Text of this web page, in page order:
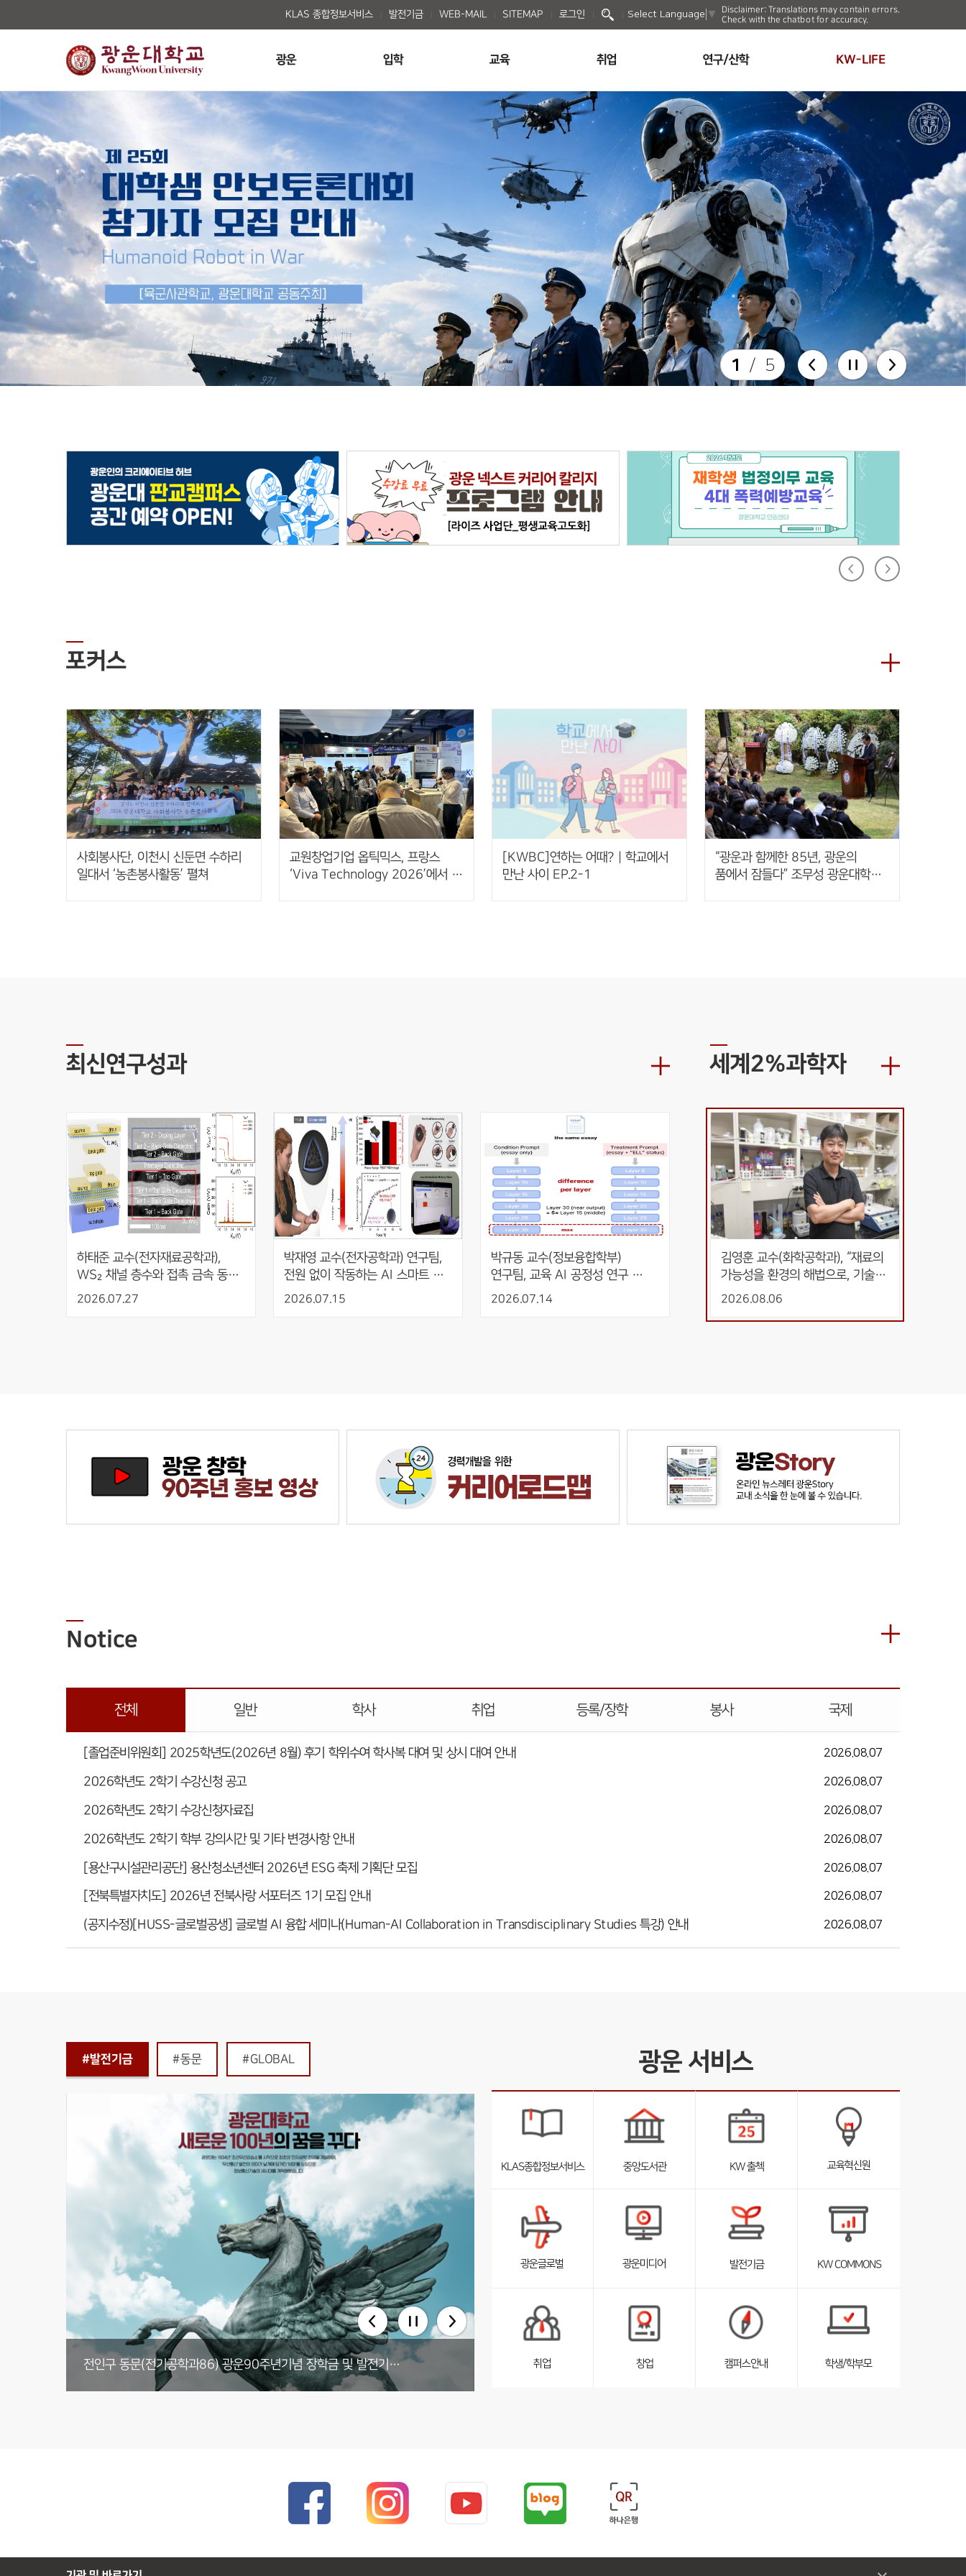
KLAS 종합정보서비스 발전기금 WEB-MAIL SITEMAP 로그인 Select Language ▼
Disclaimer: Translations may contain errors.
Check with the chatbot for accuracy.
광운 입학 교육 취업 연구/산학 KW-LIFE
1 / 5
포커스
사회봉사단, 이천시 신둔면 수하리
일대서 ‘농촌봉사활동’ 펼쳐
교원창업기업 옵틱믹스, 프랑스
‘Viva Technology 2026’에서 AI
[KWBC]연하는 어때? | 학교에서
만난 사이 EP.2-1
“광운과 함께한 85년, 광운의
품에서 잠들다” 조무성 광운대학교
최신연구성과
하태준 교수(전자재료공학과),
WS₂ 채널 층수와 접촉 금속 동시
최적화를 통한 초고이득 수직 적층
2026.07.27
박재영 교수(전자공학과) 연구팀,
전원 없이 작동하는 AI 스마트
재활볼 개발
2026.07.15
박규동 교수(정보융합학부)
연구팀, 교육 AI 공정성 연구
AIED 발표
2026.07.14
세계2%과학자
김영훈 교수(화학공학과), “재료의
가능성을 환경의 해법으로, 기술의
시작과 끝을 보다”
2026.08.06
Notice
전체
[졸업준비위원회] 2025학년도(2026년 8월) 후기 학위수여 학사복 대여 및 상시 대여 안내 2026.08.07
2026학년도 2학기 수강신청 공고 2026.08.07
2026학년도 2학기 수강신청자료집 2026.08.07
2026학년도 2학기 학부 강의시간 및 기타 변경사항 안내 2026.08.07
[용산구시설관리공단] 용산청소년센터 2026년 ESG 축제 기획단 모집 2026.08.07
[전북특별자치도] 2026년 전북사랑 서포터즈 1기 모집 안내 2026.08.07
(공지수정)[HUSS-글로벌공생] 글로벌 AI 융합 세미나(Human-AI Collaboration in Transdisciplinary Studies 특강) 안내 2026.08.07
일반 학사 취업 등록/장학 봉사 국제
#발전기금 #동문 #GLOBAL
기부 내역 전체 보러가기
부동산법무학과 박사동문, 발전기금 4천2백12만원 기부
미디어커뮤니케이션학부 둥지장학회, 1천4백61만원 기탁
광운대학교 총동문회 발전기금 총 2천만원 기부
카카오페이, IT교육 지원사업에 3년간 3억 기부 실천!
문지영기부자 아이스하키부 발전기금 1천만원 기부 전인구 동문(전기공학과86) 광운90주년기념 장학금 및 발전기금 1억원 기부
광운 서비스
KLAS종합정보서비스 중앙도서관 KW 출첵
브
리
스
펼
교육혁신원
브
리
스
펼
광운글로벌
브
리
스
펼
광운미디어 발전기금 KW COMMONS
브
리
스
펼
취업 창업
브
리
스
펼
캠퍼스안내
브
리
스
펼
학생/학부모